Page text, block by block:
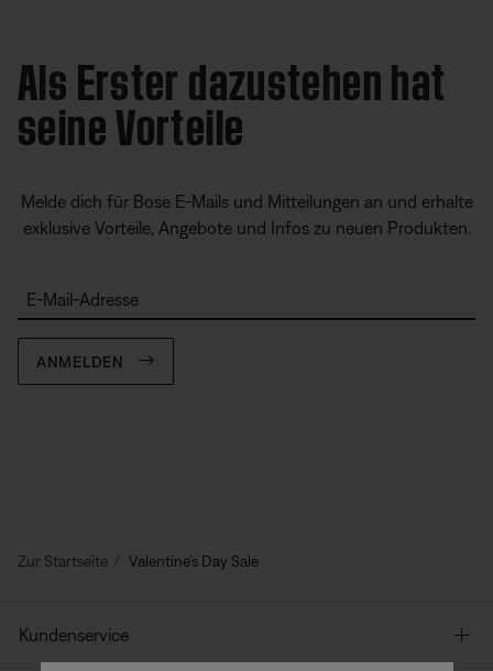
Als Erster dazustehen hat
seine Vorteile
Melde dich für Bose E-Mails und Mitteilungen an und erhalte
exklusive Vorteile, Angebote und Infos zu neuen Produkten.
E-Mail-Adresse
ANMELDEN
Zur Startseite Valentine’s Day Sale
Kundenservice